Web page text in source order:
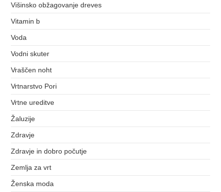
Višinsko obžagovanje dreves
Vitamin b
Voda
Vodni skuter
Vraščen noht
Vrtnarstvo Pori
Vrtne ureditve
Žaluzije
Zdravje
Zdravje in dobro počutje
Zemlja za vrt
Ženska moda